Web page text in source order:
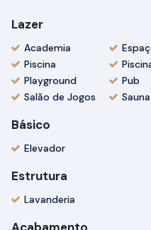
Lazer
Academia
Piscina
Playground
Pub
Salão de Jogos
Sauna
Básico
Elevador
Estrutura
Lavanderia